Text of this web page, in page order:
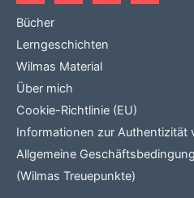
Bücher
Lerngeschichten
Wilmas Material
Über mich
Cookie-Richtlinie (EU)
Informationen zur Authentizität
Allgemeine
(Wilmas Treuepunkte)